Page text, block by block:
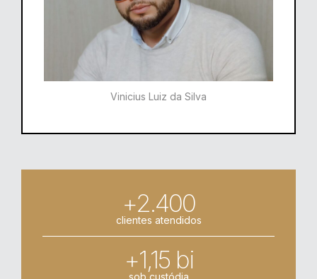
Vinicius Luiz da Silva
+2.400
clientes atendidos
+1,15 bi
sob custódia